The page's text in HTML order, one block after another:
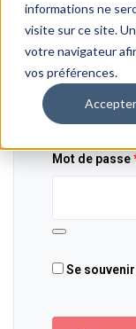
informations ne
visite sur ce site.
votre navigateur
vos préférences.
Accepter
Identifiant ou
Mot de passe
Se